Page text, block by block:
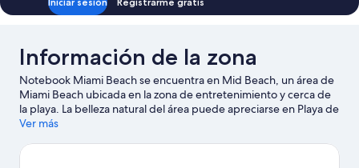
Información de la zona
Notebook Miami Beach se encuentra en Mid Beach, un área de
Miami Beach ubicada en la zona de entretenimiento y cerca de
la playa. La belleza natural del área puede apreciarse en Playa de
Miami Beach y Parque Lummus Park Beach, mientras que
James L. Knight Center son lugares culturales destacados. Asiste
Ver más